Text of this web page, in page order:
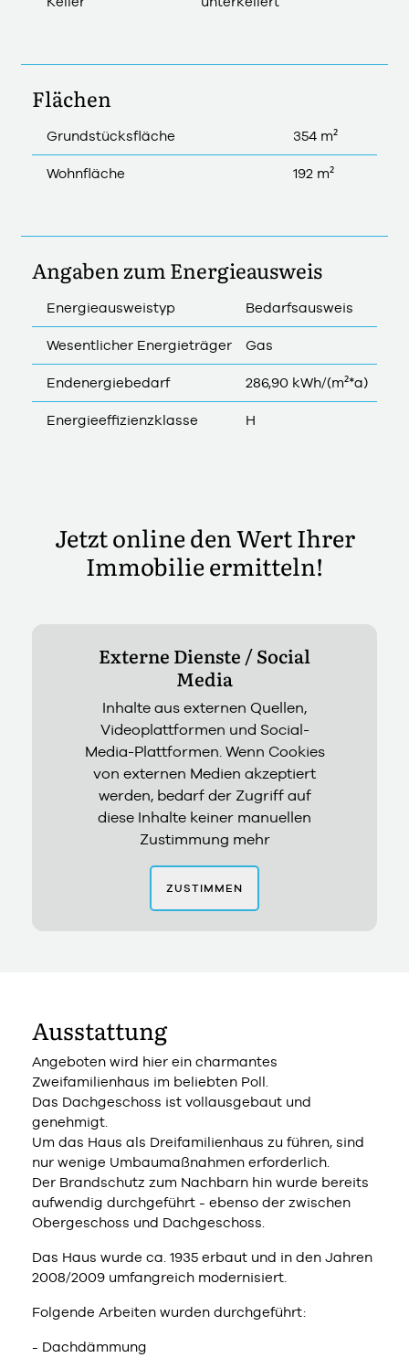
Flächen
Grundstücksfläche 354 m²
Wohnfläche 192 m²
Angaben zum Energieausweis
Energieausweistyp Bedarfsausweis
Wesentlicher Energieträger Gas
Endenergiebedarf 286,90 kWh/(m²*a)
Energieeffizienzklasse H
Jetzt online den Wert Ihrer
Immobilie ermitteln!
Externe Dienste / Social
Media
Inhalte aus externen Quellen,
Videoplattformen und Social-
Media-Plattformen. Wenn Cookies
von externen Medien akzeptiert
werden, bedarf der Zugriff auf
diese Inhalte keiner manuellen
Zustimmung mehr
ZUSTIMMEN
Ausstattung
Angeboten wird hier ein charmantes
Zweifamilienhaus im beliebten Poll.
Das Dachgeschoss ist vollausgebaut und
genehmigt.
Um das Haus als Dreifamilienhaus zu führen, sind
nur wenige Umbaumaßnahmen erforderlich.
Der Brandschutz zum Nachbarn hin wurde bereits
aufwendig durchgeführt - ebenso der zwischen
Obergeschoss und Dachgeschoss.
Das Haus wurde ca. 1935 erbaut und in den Jahren
2008/2009 umfangreich modernisiert.
Folgende Arbeiten wurden durchgeführt:
- Dachdämmung